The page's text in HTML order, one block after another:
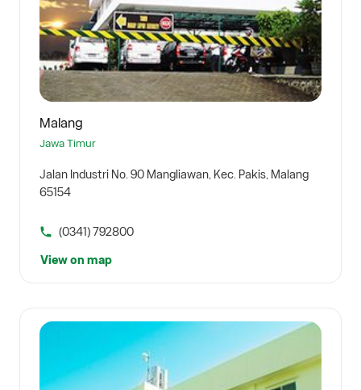
Malang
Jawa Timur
Jalan Industri No. 90 Mangliawan, Kec. Pakis, Malang
65154
(0341) 792800
View on map